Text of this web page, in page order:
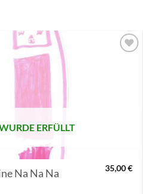
ERFÜLLT
Na Na Na
35,00€